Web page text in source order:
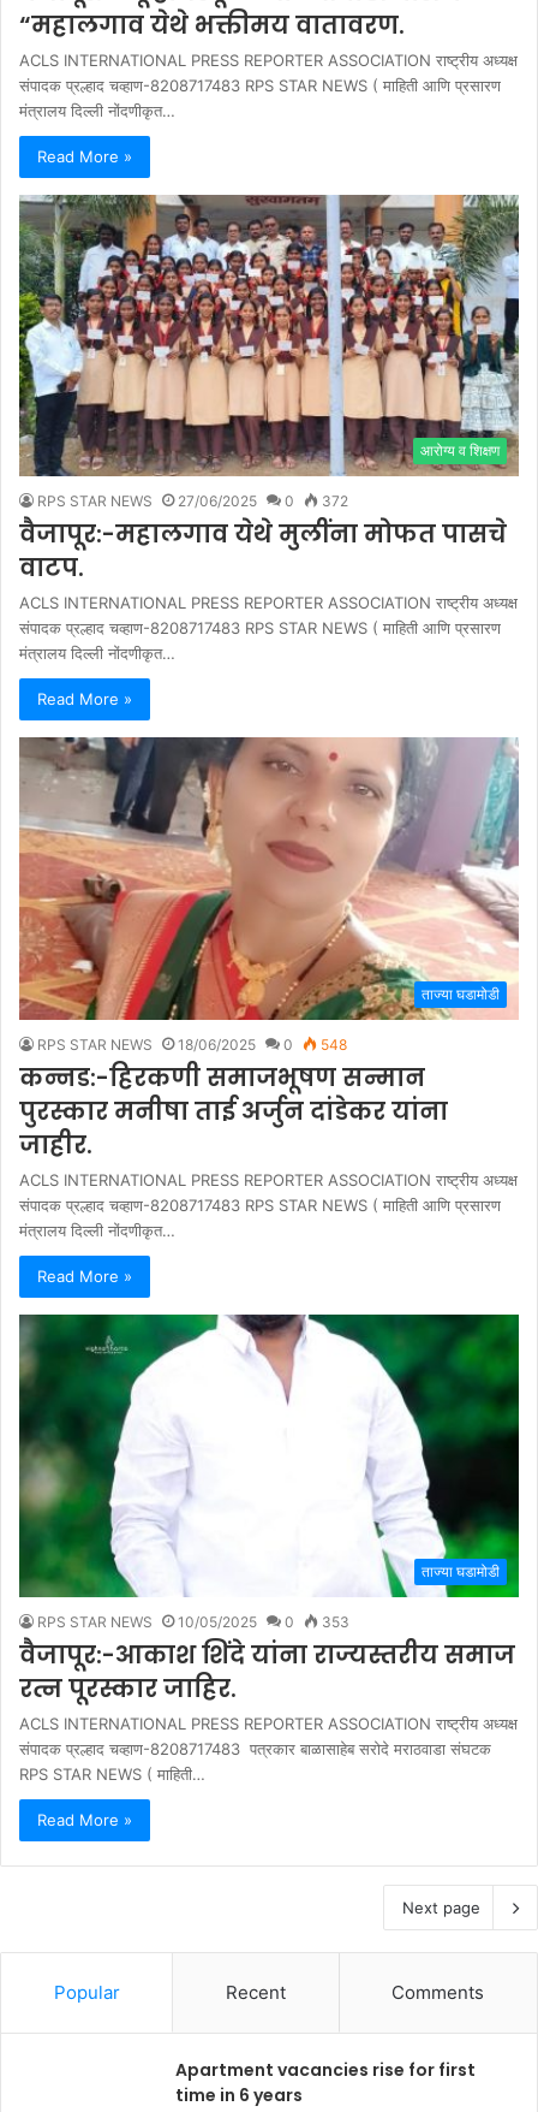
“महा‌लगाव‌ येथे भक्तीमय वातावरण.
ACLS INTERNATIONAL PRESS REPORTER ASSOCIATION राष्ट्रीय अध्यक्ष
संपादक प्रल्हाद चव्हाण-8208717483 RPS STAR NEWS ( माहिती आणि प्रसारण
मंत्रालय दिल्ली नोंदणीकृत…
Read More »
आरोग्य व शिक्षण
RPS STAR NEWS 27/06/2025 0 372
वैजापूर:-महालगाव येथे मुलींना मोफत पासचे
वाटप.
ACLS INTERNATIONAL PRESS REPORTER ASSOCIATION राष्ट्रीय अध्यक्ष
संपादक प्रल्हाद चव्हाण-8208717483 RPS STAR NEWS ( माहिती आणि प्रसारण
मंत्रालय दिल्ली नोंदणीकृत…
Read More »
ताज्या घडामोडी
RPS STAR NEWS 18/06/2025 0 548
कन्नड:-हिरकणी समाजभूषण सन्मान
पुरस्कार मनीषा ताई अर्जुन दांडेकर यांना
जाहीर.
ACLS INTERNATIONAL PRESS REPORTER ASSOCIATION राष्ट्रीय अध्यक्ष
संपादक प्रल्हाद चव्हाण-8208717483 RPS STAR NEWS ( माहिती आणि प्रसारण
मंत्रालय दिल्ली नोंदणीकृत…
Read More »
ताज्या घडामोडी
RPS STAR NEWS 10/05/2025 0 353
वैजापूर:-आकाश शिंदे यांना राज्यस्तरीय समाज
रत्न पूरस्कार जाहिर.
ACLS INTERNATIONAL PRESS REPORTER ASSOCIATION राष्ट्रीय अध्यक्ष
संपादक प्रल्हाद चव्हाण-8208717483 पत्रकार बाळासाहेब सरोदे मराठवाडा संघटक
RPS STAR NEWS ( माहिती…
Read More »
Next page
Popular Recent Comments
Apartment vacancies rise for first
time in 6 years